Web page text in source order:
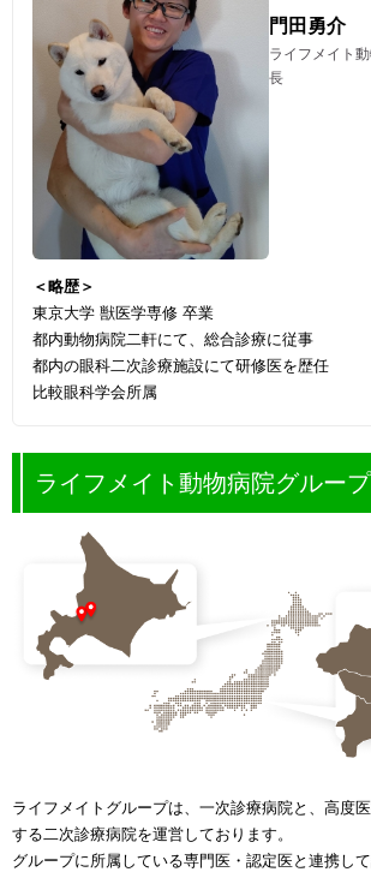
門田勇介
ライフメイト
長
＜略歴＞
東京大学 獣医学専修 卒業
都内動物病院二軒にて、総合診療に従事
都内の眼科二次診療施設にて研修医を歴任
比較眼科学会所属
ライフメイト動物病院グルー
ライフメイトグループは、一次診療病院と、高度
する二次診療病院を運営しております。
グループに所属している専門医・認定医と連携し